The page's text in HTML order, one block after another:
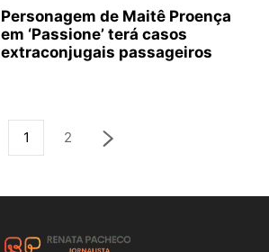
Personagem de Maitê Proença
em ‘Passione’ terá casos
extraconjugais passageiros
1 2